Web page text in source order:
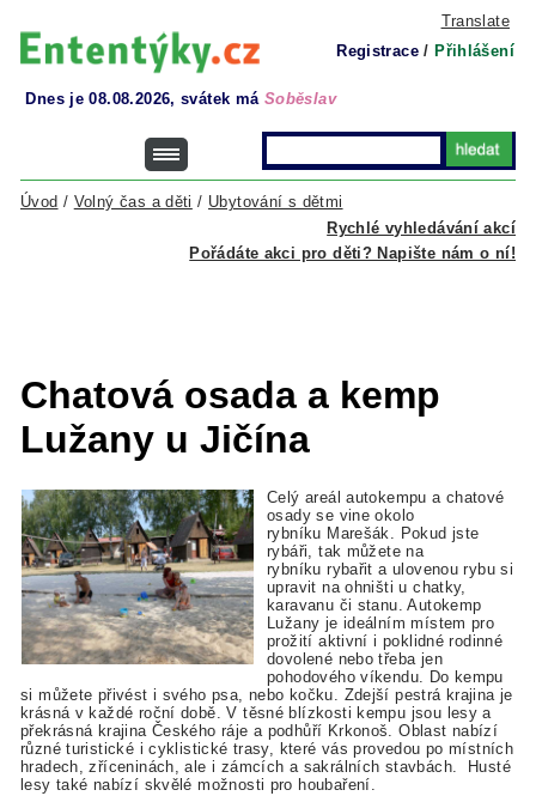
Translate
Registrace / Přihlášení
Dnes je 08.08.2026, svátek má Soběslav
Rychlé vyhledávání akcí
Úvod / Volný čas a děti / Ubytování s dětmi
Pořádáte akci pro děti? Napište nám o ní!
Chatová osada a kemp
Lužany u Jičína
Celý areál autokempu a chatové
osady se vine okolo
rybníku Marešák. Pokud jste
rybáři, tak můžete na
rybníku rybařit a ulovenou rybu si
upravit na ohništi u chatky,
karavanu či stanu.Autokemp
Lužany je ideálním místem pro
prožití aktivní i poklidné rodinné
dovolené nebo třeba jen
pohodového víkendu. Do kempu
si můžete přivést i svého psa, nebo kočku. Zdejší pestrá krajina je
krásná v každé roční době. V těsné blízkosti kempu jsou lesy a
překrásná krajina Českého ráje a podhůří Krkonoš. Oblast nabízí
různé turistické i cyklistické trasy, které vás provedou po místních
hradech, zříceninách, ale i zámcích a sakrálních stavbách. Husté
lesy také nabízí skvělé možnosti pro houbaření.